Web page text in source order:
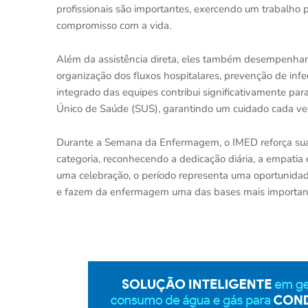
profissionais são importantes, exercendo um
compromisso com a vida.
Além da assistência direta, eles também
organização dos fluxos hospitalares, prevenção de
integrado das equipes contribui significativamente
Único de Saúde (SUS), garantindo um cuidado cada
Durante a Semana da Enfermagem, o IMED reforça
categoria, reconhecendo a dedicação diária, a
uma celebração, o período representa uma
e fazem da enfermagem uma das bases mais